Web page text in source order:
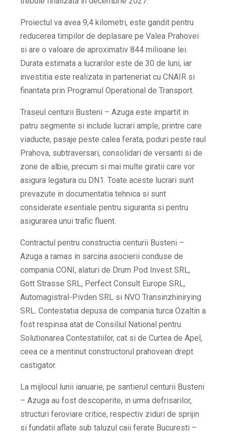
Proiectul va avea 9,4 kilometri, este gandit pentru
reducerea timpilor de deplasare pe Valea Prahovei
si are o valoare de aproximativ 844 milioane lei.
Durata estimata a lucrarilor este de 30 de luni, iar
investitia este realizata in parteneriat cu CNAIR si
finantata prin Programul Operational de Transport.
Traseul centurii Busteni – Azuga este impartit in
patru segmente si include lucrari ample, printre care
viaducte, pasaje peste calea ferata, poduri peste raul
Prahova, subtraversari, consolidari de versanti si de
zone de albie, precum si mai multe giratii care vor
asigura legatura cu DN1. Toate aceste lucrari sunt
prevazute in documentatia tehnica si sunt
considerate esentiale pentru siguranta si pentru
asigurarea unui trafic fluent.
Contractul pentru constructia centurii Busteni –
Azuga a ramas in sarcina asocierii conduse de
compania CONI, alaturi de Drum Pod Invest SRL,
Gott Strasse SRL, Perfect Consult Europe SRL,
Automagistral-Pivden SRL si NVO Transinzhinirying
SRL. Contestatia depusa de compania turca Ozaltin a
fost respinsa atat de Consiliul National pentru
Solutionarea Contestatiilor, cat si de Curtea de Apel,
ceea ce a mentinut constructorul prahovean drept
castigator.
La mijlocul lunii ianuarie, pe santierul centurii Busteni
– Azuga au fost descoperite, in urma defrisarilor,
structuri feroviare critice, respectiv ziduri de sprijin
si fundatii aflate sub taluzul caii ferate Bucuresti –